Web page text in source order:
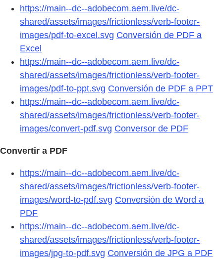
https://main--dc--adobecom.aem.live/dc-
shared/assets/images/frictionless/verb-footer-
images/pdf-to-excel.svg Conversión de PDF a
Excel
https://main--dc--adobecom.aem.live/dc-
shared/assets/images/frictionless/verb-footer-
images/pdf-to-ppt.svg Conversión de PDF a PPT
https://main--dc--adobecom.aem.live/dc-
shared/assets/images/frictionless/verb-footer-
images/convert-pdf.svg Conversor de PDF
Convertir a PDF
https://main--dc--adobecom.aem.live/dc-
shared/assets/images/frictionless/verb-footer-
images/word-to-pdf.svg Conversión de Word a
PDF
https://main--dc--adobecom.aem.live/dc-
shared/assets/images/frictionless/verb-footer-
images/jpg-to-pdf.svg Conversión de JPG a PDF